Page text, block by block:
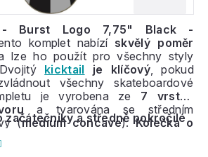
- Burst Logo 7,75" Black -
komplet nabízí skvělý poměr
lze ho použít pro všechny styly
kicktail je klíčový, pokud
všechny skateboardové
je vyrobena ze 7 vrstev
a tvarována se středním
(mediumconcave).Kolečka o
tvrdostí 99a s rychlými
začátečníky a středně pokročilé